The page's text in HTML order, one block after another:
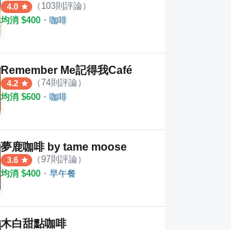
4.0 （ 103則評論）
均消 $400 ・ 咖啡
Remember Me記得我Café
4.2 （74則評論）
均消 $600 ・ 咖啡
夢鹿咖啡 by tame moose
3.6 （97則評論）
均消 $400 ・ 早午餐
木白甜點咖啡